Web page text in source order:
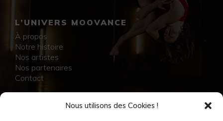
Nous utilisons des Cookies !
L’UNIVERS MOOVANCE
À propos
Notre histoire
Nos artistes
Nos partenaires
Contact
NOS RÉALISATIONS